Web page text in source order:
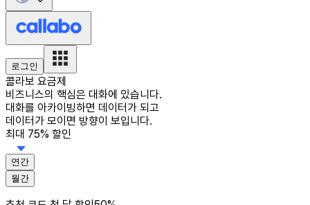
로그인
콜라보 요금제
비즈니스의 핵심은 대화에 있습니다.
대화를 아카이빙하면 데이터가 되고
데이터가 모이면 방향이 보입니다.
최대 75% 할인
연간
월간